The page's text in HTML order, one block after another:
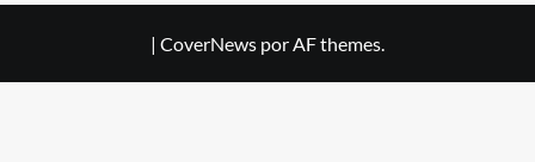
| CoverNews por AF themes.